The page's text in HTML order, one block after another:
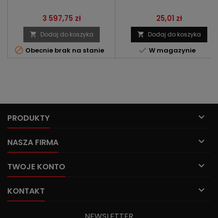
Cena
3 597,75 zł
 Dodaj do koszyka
 Obecnie brak na stanie
Cena
25,01 zł
 Dodaj do koszyka
 W magazynie
PRODUKTY 
NASZA FIRMA 
TWOJE KONTO 
KONTAKT 